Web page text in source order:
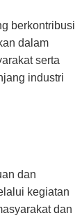
berkontribusi
dalam
serta
industri
dan
kegiatan
dan